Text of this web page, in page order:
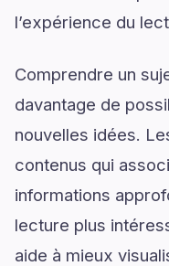
l’expérience du
Comprendre un
davantage de
nouvelles idées.
contenus qui
informations
lecture plus
aide à mieux